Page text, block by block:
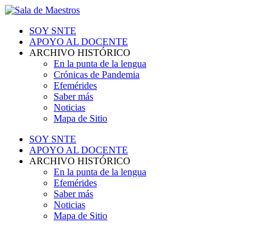
SOY SNTE
APOYO AL DOCENTE
ARCHIVO HISTÓRICO
En la punta de la lengua
Crónicas de Pandemia
Efemérides
Saber más
Noticias
Mapa de Sitio
SOY SNTE
APOYO AL DOCENTE
ARCHIVO HISTÓRICO
En la punta de la lengua
Efemérides
Saber más
Noticias
Mapa de Sitio